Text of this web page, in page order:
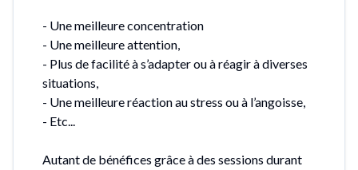
- Une meilleure concentration
- Une meilleure attention,
- Plus de facilité à s’adapter ou à réagir à diverses
situations,
- Une meilleure réaction au stress ou à l’angoisse,
- Etc...
Autant de bénéfices grâce à des sessions durant